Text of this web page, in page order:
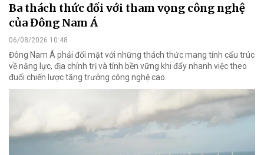
Ba thách thức đối với tham vọng công nghệ
của Đông Nam Á
06/08/2026 10:48
Đông Nam Á phải đối mặt với những thách thức mang tính cấu trúc
về năng lực, địa chính trị và tính bền vững khi đẩy nhanh việc theo
đuổi chiến lược tăng trưởng công nghệ cao.